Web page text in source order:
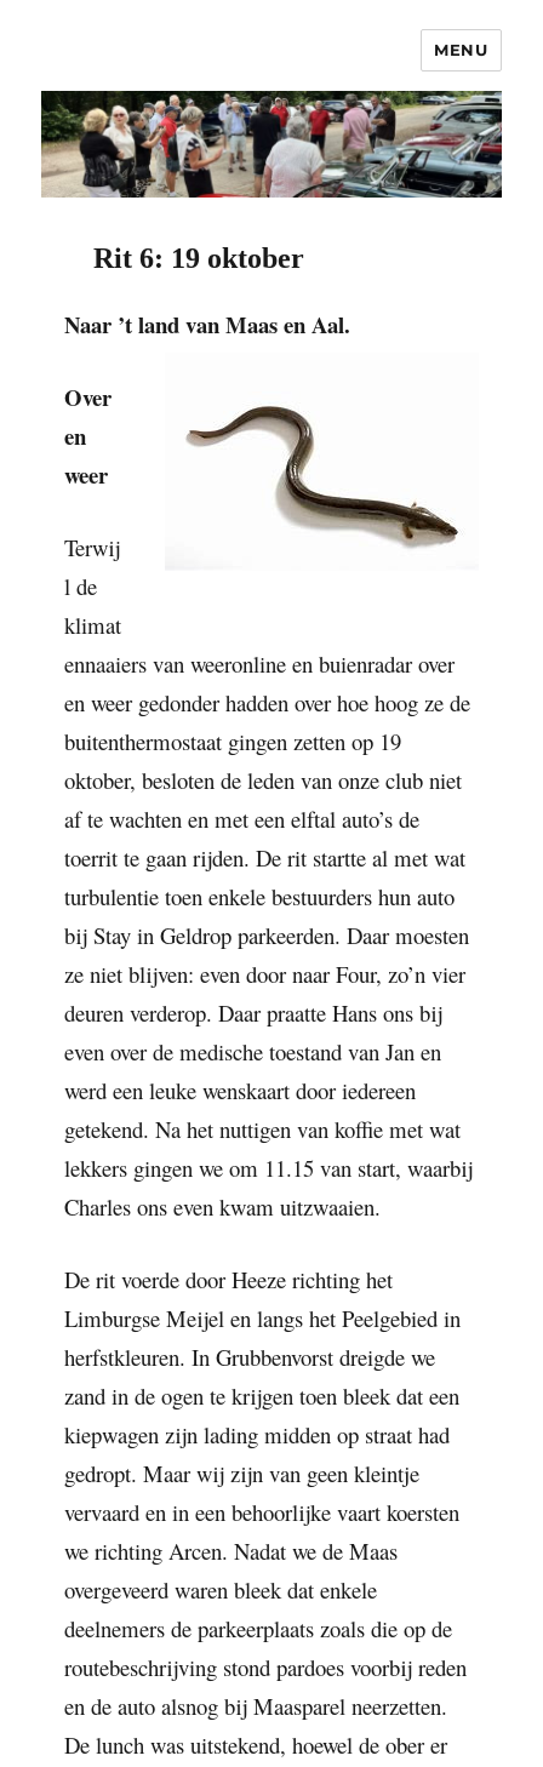
OCNC – Oldtimer Club Nuenen
Classics
MENU
Rit 6: 19 oktober
Naar ’t land van Maas en Aal.
Over
en
weer
Terwij
l de
klimat
ennaaiers van weeronline en buienradar over
en weer gedonder hadden over hoe hoog ze de
buitenthermostaat gingen zetten op 19
oktober, besloten de leden van onze club niet
af te wachten en met een elftal auto’s de
toerrit te gaan rijden. De rit startte al met wat
turbulentie toen enkele bestuurders hun auto
bij Stay in Geldrop parkeerden. Daar moesten
ze niet blijven: even door naar Four, zo’n vier
deuren verderop. Daar praatte Hans ons bij
even over de medische toestand van Jan en
werd een leuke wenskaart door iedereen
getekend. Na het nuttigen van koffie met wat
lekkers gingen we om 11.15 van start, waarbij
Charles ons even kwam uitzwaaien.
De rit voerde door Heeze richting het
Limburgse Meijel en langs het Peelgebied in
herfstkleuren. In Grubbenvorst dreigde we
zand in de ogen te krijgen toen bleek dat een
kiepwagen zijn lading midden op straat had
gedropt. Maar wij zijn van geen kleintje
vervaard en in een behoorlijke vaart koersten
we richting Arcen. Nadat we de Maas
overgeveerd waren bleek dat enkele
deelnemers de parkeerplaats zoals die op de
routebeschrijving stond pardoes voorbij reden
en de auto alsnog bij Maasparel neerzetten.
De lunch was uitstekend, hoewel de ober er